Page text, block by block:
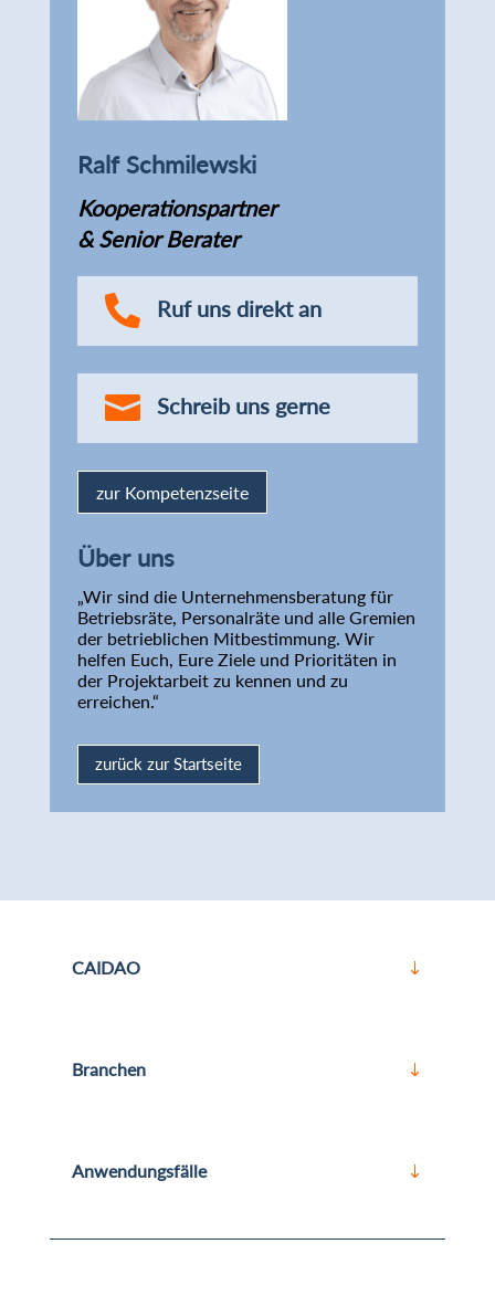
Ralf Schmilewski
Kooperationspartner
& Senior Berater
 Ruf uns direkt an
 Schreib uns gerne
zur Kompetenzseite
Über uns
„Wir sind die Unternehmensberatung für
Betriebsräte, Personalräte und alle Gremien
der betrieblichen Mitbestimmung. Wir
helfen Euch, Eure Ziele und Prioritäten in
der Projektarbeit zu kennen und zu
erreichen.“
zurück zur Startseite
CAIDAO
Branchen
Anwendungsfälle